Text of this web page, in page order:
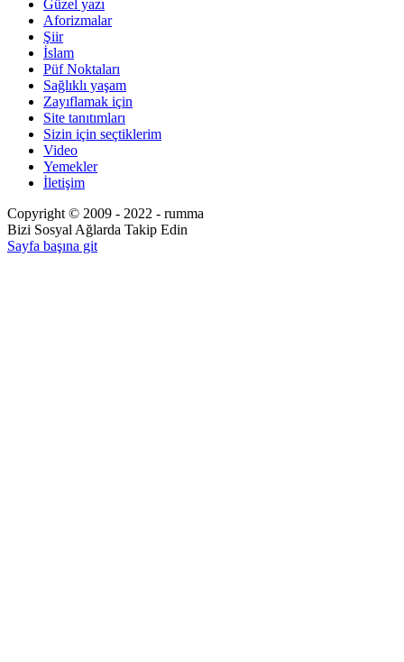
Güzel yazı
Aforizmalar
Şiir
İslam
Püf Noktaları
Sağlıklı yaşam
Zayıflamak için
Site tanıtımları
Sizin için seçtiklerim
Video
Yemekler
İletişim
Copyright © 2009 - 2022 - rumma
Bizi Sosyal Ağlarda Takip Edin
Sayfa başına git